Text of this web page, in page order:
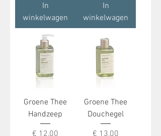
In
winkelwagen
In
winkelwagen
Groene Thee
Handzeep
Prijs
€ 12,00
Groene Thee
Douchegel
Prijs
€ 13,00